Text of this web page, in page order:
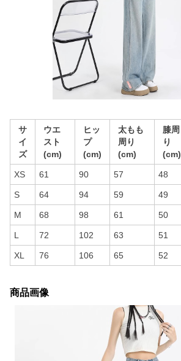
サ
イ
ズ
ウエ
スト
(cm)
ヒッ
プ
(cm)
太もも
周り
(cm)
膝周
り
(cm)
XS 61 90 57 48
S 64 94 59 49
M 68 98 61 50
L 72 102 63 51
XL 76 106 65 52
商品画像